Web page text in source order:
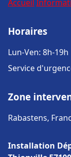
Accueil
Horaires
Lun-Ven: 8h-19h
Service
Zone
Rabastens,
Installation